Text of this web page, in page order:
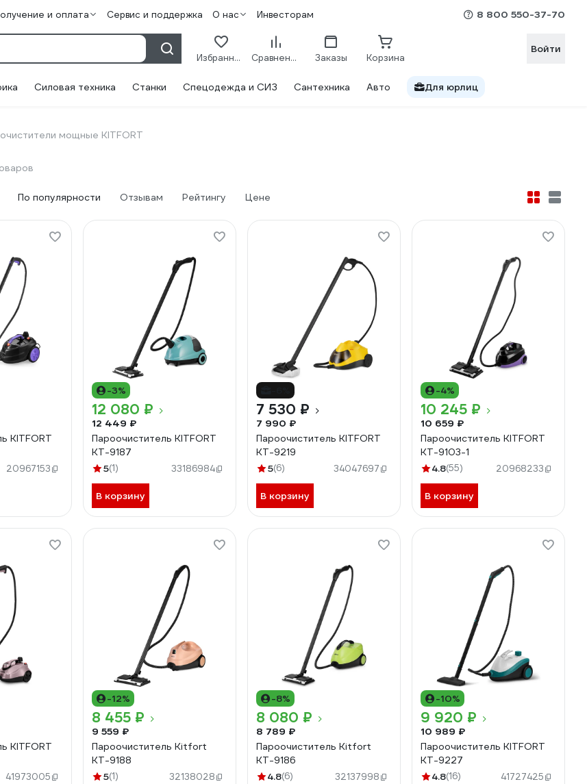
и оплата Сервис и поддержка О нас Инвесторам 8 800 550-37-70
Избранное Сравнение Заказы Корзина
Войти
Силовая техника Станки Спецодежда и СИЗ Сантехника Авто Для юрлиц
мощные KITFORT
По популярности Отзывам Рейтингу Цене
KITFORT
20967153
-3%
12 080 ₽
12 449 ₽
Пароочиститель KITFORT
КТ-9187
5(1) 33186984
В корзину
7 530 ₽
7 990 ₽
Пароочиститель KITFORT
КТ-9219
5(6) 34047697
В корзину
-4%
10 245 ₽
10 659 ₽
Пароочиститель KITFORT
КТ-9103-1
4.8(55) 20968233
В корзину
KITFORT
41973005
-12%
8 455 ₽
9 559 ₽
Пароочиститель Kitfort
КТ-9188
5(1) 32138028
-8%
8 080 ₽
8 789 ₽
Пароочиститель Kitfort
КТ-9186
4.8(6) 32137998
-10%
9 920 ₽
10 989 ₽
Пароочиститель KITFORT
КТ-9227
4.8(16) 41727425